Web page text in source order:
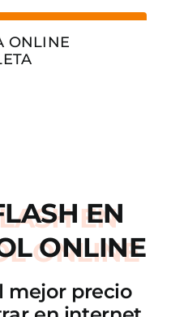
ONLINE
EN
ONLINE
mejor precio